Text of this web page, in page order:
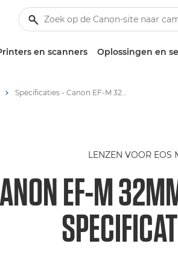
en scanners Oplossingen en
Specificaties - Canon EF-M 32mm f/1.4 STM
LENZEN VOOR EOS
EF-M